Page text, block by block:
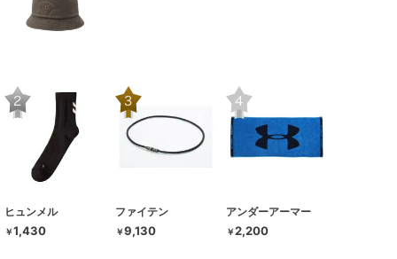
ヒュンメル
￥1,430
ファイテン
￥9,130
アンダーアーマー
￥2,200